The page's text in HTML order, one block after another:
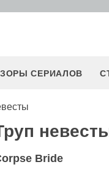
СЕРИАЛОВ
Bride